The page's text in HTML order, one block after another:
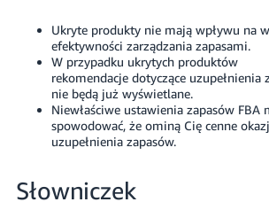
Ukryte produkty nie mają wpływu na
efektywności zarządzania zapasami.
W przypadku ukrytych produktów
rekomendacje dotyczące uzupełnienia
nie będą już wyświetlane.
Niewłaściwe ustawienia zapasów FBA
spowodować, że ominą Cię cenne
uzupełnienia zapasów.
Słowniczek